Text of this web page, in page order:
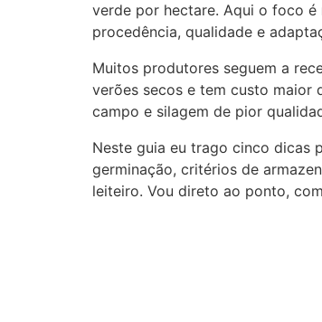
verde por hectare. Aqui o foco é
procedência, qualidade e
Muitos produtores seguem a
verões secos e tem custo maior
campo e silagem de pior
Neste guia eu trago cinco dicas
germinação, critérios de
leiteiro. Vou direto ao ponto,